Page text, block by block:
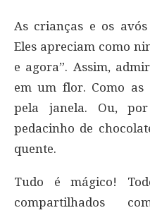
As crianças e os
Eles apreciam como
e agora”. Assim,
em um flor. Como as
pela janela. Ou,
pedacinho de
quente.
Tudo é mágico!
compartilhados